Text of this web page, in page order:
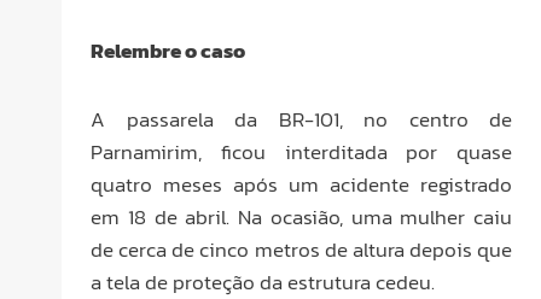
Relembre o caso
A passarela da BR-101, no centro de
Parnamirim, ficou interditada por quase
quatro meses após um acidente registrado
em 18 de abril. Na ocasião, uma mulher caiu
de cerca de cinco metros de altura depois que
a tela de proteção da estrutura cedeu.